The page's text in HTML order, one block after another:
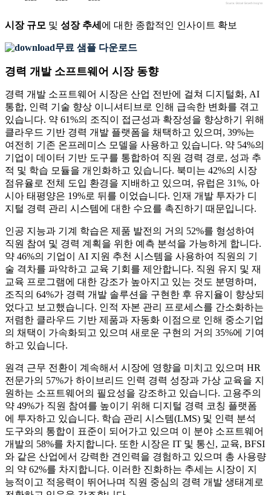
시장 규모 및 성장 추세 에 대한 종합적인 인사이트 확보
무료 샘플 다운로드
경력 개발 소프트웨어 시장 동향
경력 개발 소프트웨어 시장은 산업 전반에 걸쳐 디지털화, AI
통합, 인력 기술 향상 이니셔티브로 인해 급속한 변화를 겪고
있습니다. 약 61%의 조직이 접근성과 확장성을 향상하기 위해
클라우드 기반 경력 개발 플랫폼을 채택하고 있으며, 39%는
여전히 기존 온프레미스 모델을 사용하고 있습니다. 약 54%의
기업이 데이터 기반 도구를 통합하여 직원 경력 경로, 성과 추
적 및 학습 모듈을 개인화하고 있습니다. 북미는 42%의 시장
점유율로 전체 도입 환경을 지배하고 있으며, 유럽은 31%, 아
시아 태평양은 19%로 뒤를 이었습니다. 인재 개발 투자가 디
지털 경력 관리 시스템에 대한 수요를 촉진하기 때문입니다.
인공 지능과 기계 학습은 제품 발전의 거의 52%를 형성하여
직원 참여 및 경력 계획을 위한 예측 분석을 가능하게 합니다.
약 46%의 기업이 AI 지원 추천 시스템을 사용하여 직원의 기
술 격차를 파악하고 교육 기회를 제안합니다. 직원 유지 및 재
교육 프로그램에 대한 강조가 높아지고 있는 것도 분명하며,
조직의 64%가 경력 개발 솔루션을 구현한 후 유지율이 향상되
었다고 보고했습니다. 인적 자본 관리 프로세스를 간소화하는
저렴한 클라우드 기반 제품과 자동화 이점으로 인해 중소기업
의 채택이 가속화되고 있으며 새로운 구현의 거의 35%에 기여
하고 있습니다.
원격 근무 전환이 계속해서 시장에 영향을 미치고 있으며 HR
전문가의 57%가 하이브리드 인력 경력 성장과 가상 교육을 지
원하는 소프트웨어의 필요성을 강조하고 있습니다. 고용주의
약 49%가 직원 참여를 높이기 위해 디지털 경력 코칭 플랫폼
에 투자하고 있습니다. 학습 관리 시스템(LMS) 및 인력 분석
도구와의 통합이 표준이 되어가고 있으며 이 분야 소프트웨어
개발의 58%를 차지합니다. 또한 시장은 IT 및 통신, 교육, BFSI
와 같은 산업에서 강력한 견인력을 경험하고 있으며 총 사용량
의 약 62%를 차지합니다. 이러한 진화하는 추세는 시장이 지
능적이고 적응력이 뛰어나며 직원 중심의 경력 개발 생태계로